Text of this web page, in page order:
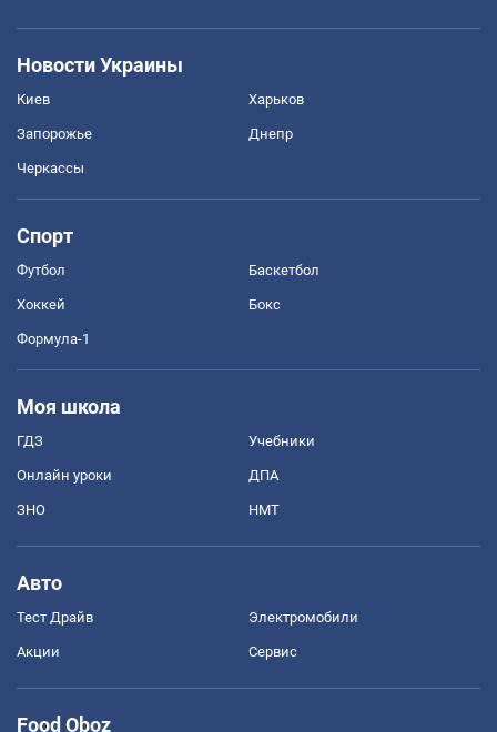
Новости Украины
Киев Харьков
Запорожье Днепр
Черкассы
Спорт
Футбол Баскетбол
Хоккей Бокс
Формула-1
Моя школа
ГДЗ Учебники
Онлайн уроки ДПА
ЗНО НМТ
Авто
Тест Драйв Электромобили
Акции Сервис
Food Oboz